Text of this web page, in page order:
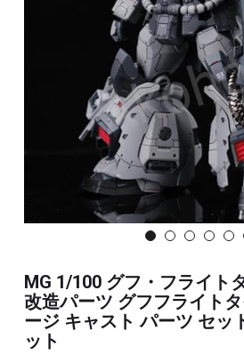
FAガール/メガミデ など 改造
FAガール/メガミデ など 塗装
布服 着物
3Mサンディングスポンジ
その他/ツール
FAQ /配送ポリシー
お問い合わせ
利用規約
商品カテゴリー
MG 1/100 グフ・フライト
改造パーツ グフフライト
ージ キャスト パーツ セッ
ット
フレームアームズ ガール / メ
フレームアームズ ガール / メ
布服 着物
3Mサンディングスポンジ
デカール